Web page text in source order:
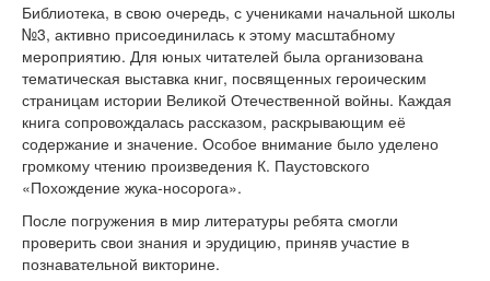
Библиотека, в свою очередь, с учениками начальной школы
№3, активно присоединилась к этому масштабному
мероприятию. Для юных читателей была организована
тематическая выставка книг, посвященных героическим
страницам истории Великой Отечественной войны. Каждая
книга сопровождалась рассказом, раскрывающим её
содержание и значение. Особое внимание было уделено
громкому чтению произведения К. Паустовского
«Похождение жука-носорога».
После погружения в мир литературы ребята смогли
проверить свои знания и эрудицию, приняв участие в
познавательной викторине.